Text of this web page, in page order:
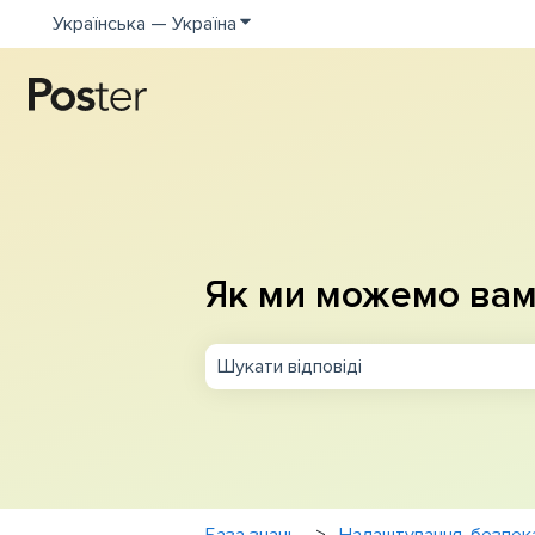
Українська — Україна Показати додаткове меню для
Як ми можемо